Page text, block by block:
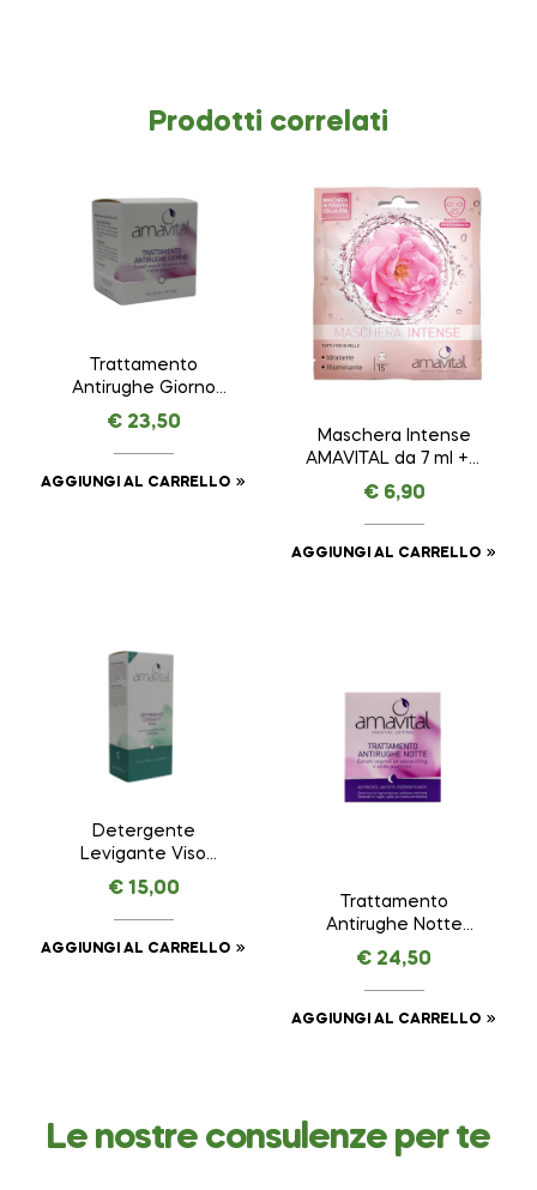
Prodotti correlati
Trattamento
Antirughe Giorno
VEGETAL LIFTING –
AMAVITAL da 50 ml
€23,50
AGGIUNGI AL CARRELLO
Maschera Intense
AMAVITAL da 7 ml + 7
ml
€6,90
AGGIUNGI AL CARRELLO
Detergente
Levigante Viso
AMAVITAL da 150 ml
€15,00
AGGIUNGI AL CARRELLO
Trattamento
Antirughe Notte
VEGETAL LIFTING –
AMAVITAL da 50 ml
€ 24,50
AGGIUNGI AL CARRELLO
Le nostre consulenze per te